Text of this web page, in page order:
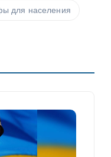
для населения